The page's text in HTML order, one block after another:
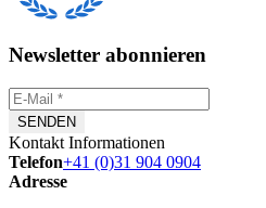
Newsletter abonnieren
Kontakt Informationen
Telefon+41 (0)31 904 0904
Adresse